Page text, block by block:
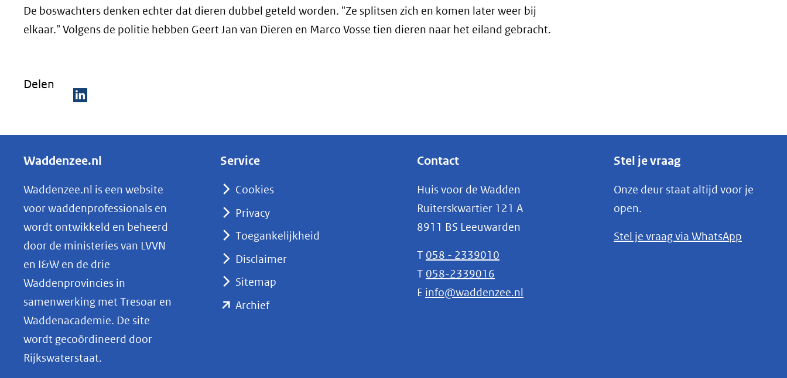
De boswachters denken echter dat dieren dubbel geteld worden. "Ze splitsen zich en komen later weer bij
elkaar." Volgens de politie hebben Geert Jan van Dieren en Marco Vosse tien dieren naar het eiland gebracht.
Delen
e
e
n
o
p
L
k
e
d
I
n
Waddenzee.nl
Waddenzee.nl is een website
voor waddenprofessionals en
wordt ontwikkeld en beheerd
door de ministeries van LVVN
en I&W en de drie
Waddenprovincies in
samenwerking met Tresoar en
Waddenacademie. De site
wordt gecoördineerd door
Rijkswaterstaat.
Service
Cookies
Privacy
Toegankelijkheid
Disclaimer
Sitemap
Archief(opent
Contact
Huis voor de Wadden
Ruiterskwartier 121 A
8911 BS Leeuwarden
T 058 - 2339010
T 058-2339016
E info@waddenzee.nl
Stel je vraag
Onze deur staat altijd voor je
open.
Stel je vraag via WhatsApp